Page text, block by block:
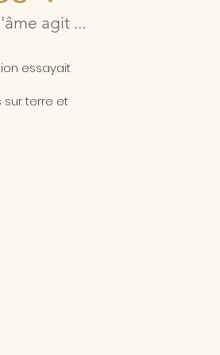
agit ...
essayait
sur terre et